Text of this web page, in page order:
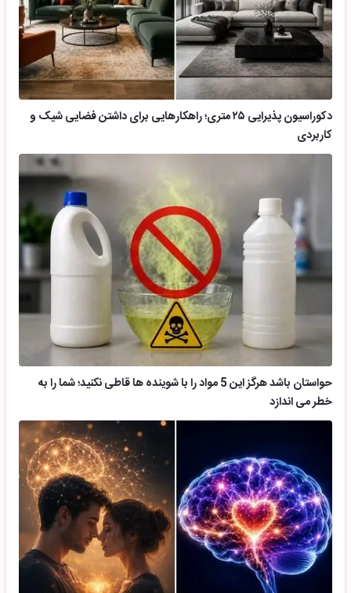
دکوراسیون پذیرایی ۲۵ متری؛ راهکارهایی برای داشتن فضایی شیک و
کاربردی
حواستان باشد هرگز این 5 مواد را با شوینده ها قاطی نکنید؛ شما را به
خطر می اندازد